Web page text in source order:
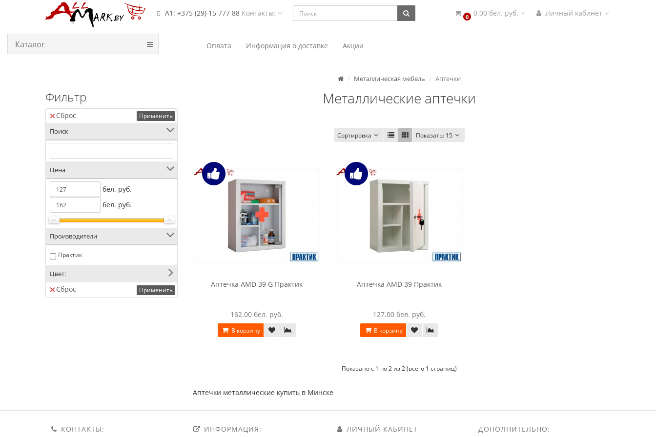
А1: +375 (29) 15 777 88 Контакты: 0 0.00 бел. руб. Личный кабинет
Каталог Оплата Информация о доставке Акции
Фильтр
Сброс Применить
Поиск
Цена
бел. руб. -
бел. руб.
Производители
Практик
Цвет:
Сброс Применить
Металлическая мебель Аптечки
Металлические аптечки
Сортировка Показать: 15
Аптечка AMD 39 G Практик
162.00 бел. руб.
В корзину
Аптечка AMD 39 Практик
127.00 бел. руб.
В корзину
Показано с 1 по 2 из 2 (всего 1 страниц)
Аптечки металлические купить в Минске
КОНТАКТЫ: ИНФОРМАЦИЯ: ЛИЧНЫЙ КАБИНЕТ ДОПОЛНИТЕЛЬНО: